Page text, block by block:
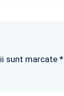
sunt marcate *